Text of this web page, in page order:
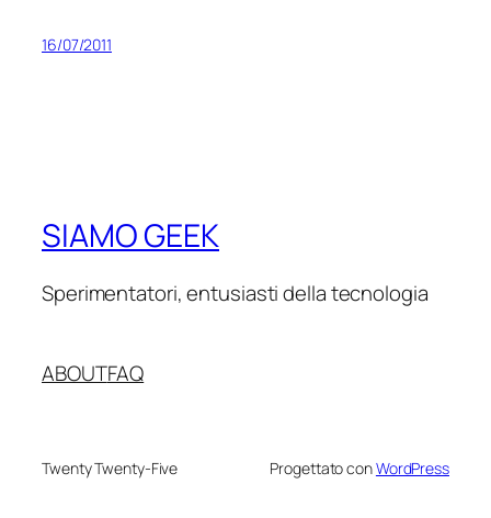
16/07/2011
SIAMO GEEK
Sperimentatori, entusiasti della tecnologia
ABOUTFAQ
Twenty Twenty-Five Progettato conWordPress